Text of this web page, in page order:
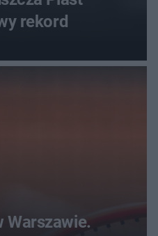
rekord
Warszawie.